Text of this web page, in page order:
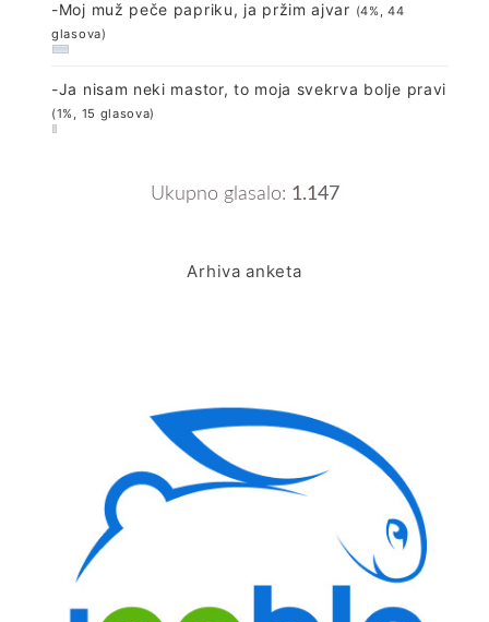
-Moj muž peče papriku, ja pržim ajvar (4%, 44
glasova)
-Ja nisam neki mastor, to moja svekrva bolje pravi
(1%, 15 glasova)
Ukupno glasalo: 1.147
Arhiva anketa